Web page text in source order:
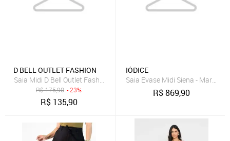
D BELL OUTLET FASHION
Saia Midi D Bell Outlet Fashion Evasê Com Pregas Marrom
R$175,90 - 23%
R$ 135,90
IÓDICE
Saia Evase Midi Siena - Marrom
R$869,90